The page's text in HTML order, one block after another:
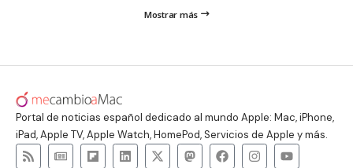
Mostrar más
Portal de noticias español dedicado al mundo Apple: Mac, iPhone,
iPad, Apple TV, Apple Watch, HomePod, Servicios de Apple y más.